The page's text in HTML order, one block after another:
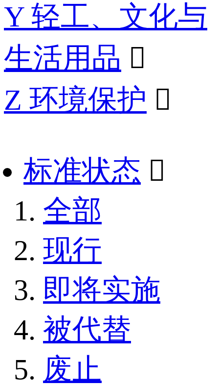
Y 轻工、文化与
生活用品 
Z 环境保护 
标准状态 
全部
现行
即将实施
被代替
废止